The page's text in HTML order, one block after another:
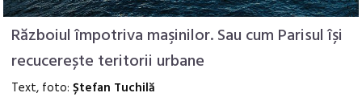
Războiul împotriva maşinilor. Sau cum Parisul își
recucerește teritorii urbane
Text, foto:Ștefan Tuchilă